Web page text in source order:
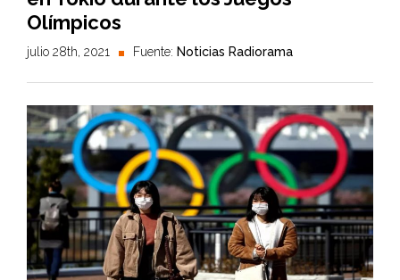
Olímpicos
julio 28th, 2021 Fuente: Noticias Radiorama